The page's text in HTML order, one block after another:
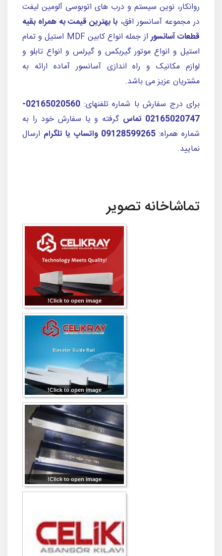
روانکار، نوین سیستم و درب های اتوبوسی آلومین لیفت
در مجموعه آسانسور افق، با بهترین قیمت به همراه بقیه
قطعات آسانسور
از جمله انواع کابین MDF استیل و تمام
استیل و انواع موتور گیربکس و گیرلس و انواع تابلو و
لوازم مکانیک و راه اندازی آسانسور آماده ارائه به
مشتریان عزیز می باشد.
برای درج سفارش با شماره تلفنهای:
02165020560-
02165020747 تماس
گرفته و یا سفارش خود را به
شماره همراه: 09128599265 واتساپ یا تلگرام ارسال
نمایید.
تماشاخانه تصویر
Click to open image!
Click to open image!
Click to open image!